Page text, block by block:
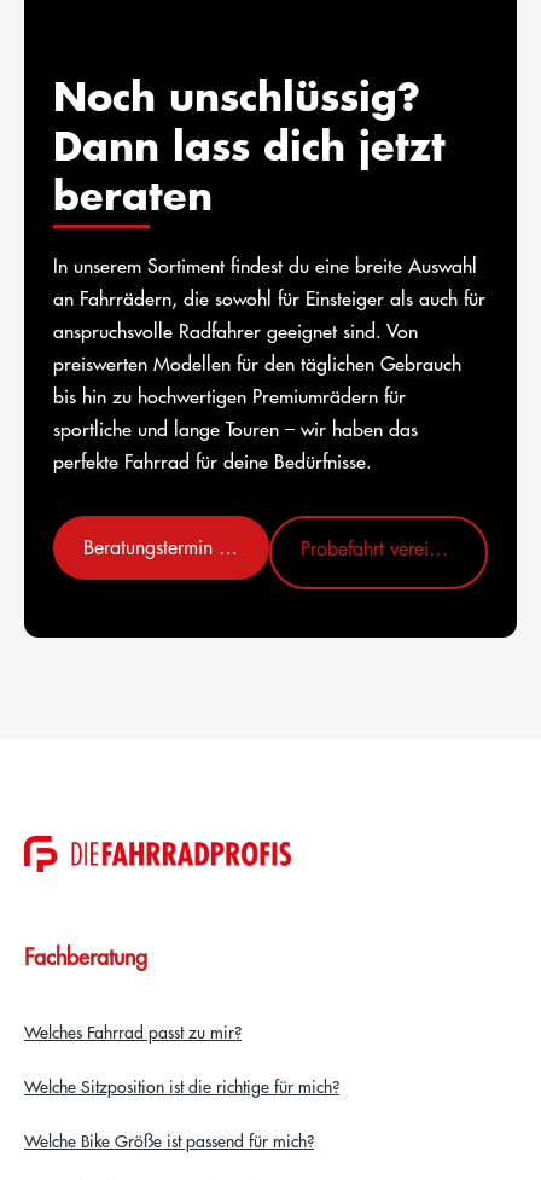
Noch unschlüssig?
Dann lass dich jetzt
beraten
In unserem Sortiment findest du eine breite Auswahl
an Fahrrädern, die sowohl für Einsteiger als auch für
anspruchsvolle Radfahrer geeignet sind. Von
preiswerten Modellen für den täglichen Gebrauch
bis hin zu hochwertigen Premiumrädern für
sportliche und lange Touren – wir haben das
perfekte Fahrrad für deine Bedürfnisse.
Beratungstermin vereinbaren Probefahrt vereinbaren
Fachberatung
Welches Fahrrad passt zu mir?
Welche Sitzposition ist die richtige für mich?
Welche Bike Größe ist passend für mich?